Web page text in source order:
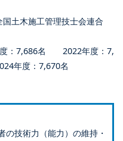
土木施工管理技士会連合
7,686名 2022年度：7,
年度：7,670名
の技術力（能力）の維持・